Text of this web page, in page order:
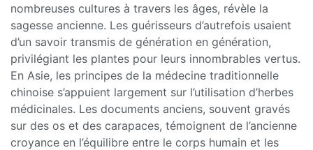
nombreuses cultures à travers les âges, révèle la
sagesse ancienne. Les guérisseurs d’autrefois usaient
d’un savoir transmis de génération en génération,
privilégiant les plantes pour leurs innombrables vertus.
En Asie, les principes de la médecine traditionnelle
chinoise s’appuient largement sur l’utilisation d’herbes
médicinales. Les documents anciens, souvent gravés
sur des os et des carapaces, témoignent de l’ancienne
croyance en l’équilibre entre le corps humain et les